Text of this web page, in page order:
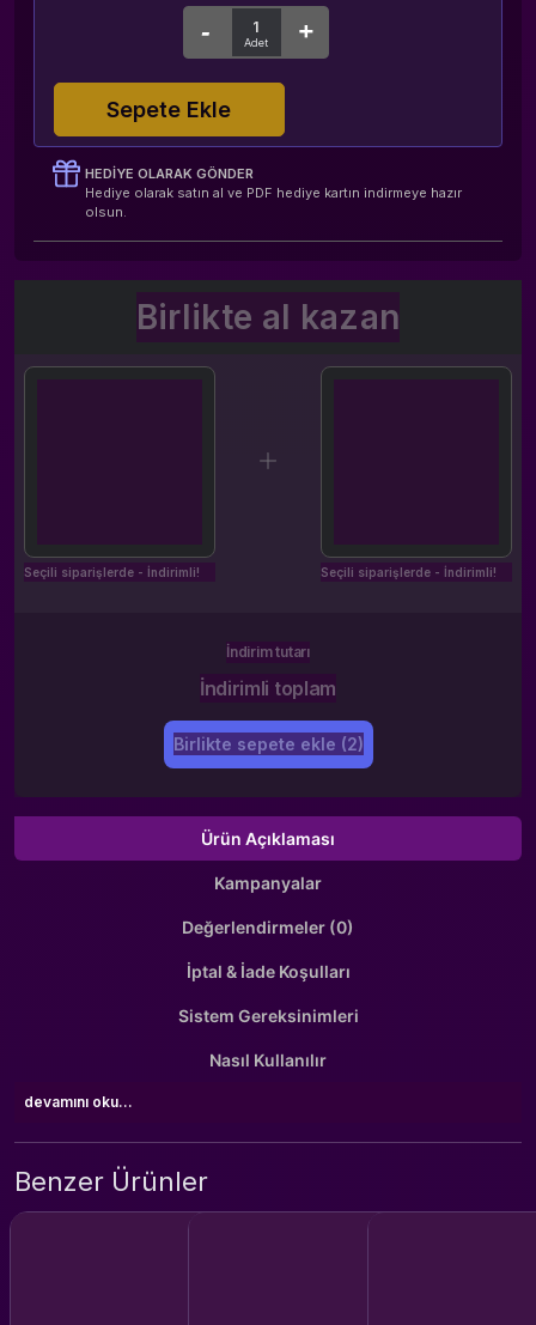
Sepete Ekle
HEDIYE OLARAK GÖNDER
Hediye olarak satın al ve PDF hediye kartın indirmeye hazır
olsun.
Birlikte al kazan
Seçili siparişlerde - İndirimli! Seçili siparişlerde - İndirimli!
İndirim tutarı
İndirimli toplam
Birlikte sepete ekle (2)
Ürün Açıklaması
Kampanyalar
Değerlendirmeler (0)
İptal & İade Koşulları
Sistem Gereksinimleri
Nasıl Kullanılır
devamını oku...
Benzer Ürünler